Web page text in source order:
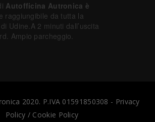
Autofficina Autronica è
raggiungibile da tutta la
Udine.A 2 minuti dall’uscita
Ampio parcheggio.
2020. P.IVA 01591850308 - Privacy
Policy / Cookie Policy